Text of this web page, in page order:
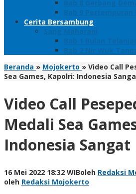
Bab 8 Gerbang
Bab 9 Pertempuran
Cerita Bersambung
Sang Maharani
Bab 1 Bulan
Bab 2 Nir Wuk
Beranda » Mojokerto » Video Call
Sea Games, Kapolri: Indonesia
Video Call
Medali Sea
Indonesia Sangat
16 Mei 2022 18:32 WIBoleh Redaksi
oleh Redaksi Mojokerto